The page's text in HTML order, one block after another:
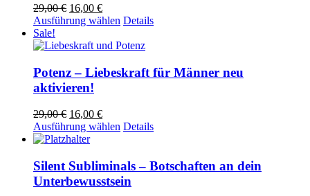
29,00€ Ursprünglicher
Preis
29,00 €
16,00 €Aktueller
Preis
16,00 €.
Ausführung wählen Dieses
weist
Varianten
auf.
auf
gewählt
werden
Details
Sale!
Potenz – Liebeskraft für Männer neu
aktivieren!
29,00€ Ursprünglicher
Preis
war:
16,00 €Aktueller
Preis
Ausführung wählen Dieses
mehrere
Varianten
auf.
Details
Silent Subliminals – Botschaften an dein
Unterbewusstsein